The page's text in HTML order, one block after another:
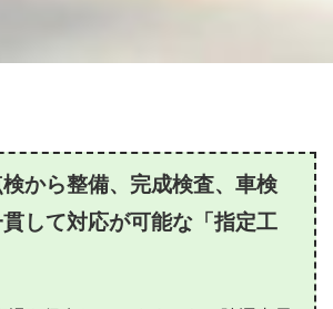
から整備、完成検査、車検
して対応が可能な「指定工